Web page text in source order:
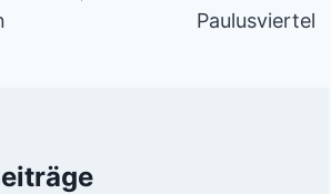
Paulusviertel